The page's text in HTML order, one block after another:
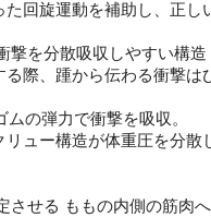
回旋運動を補助し、正し
撃を分散吸収しやすい構造
る際、踵から伝わる衝撃は
ムの弾力で衝撃を吸収。
リュー構造が体重圧を分散
させる ももの内側の筋肉